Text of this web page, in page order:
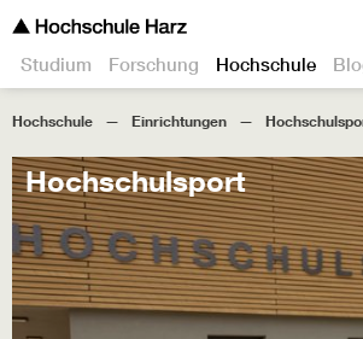
Studium Forschung Hochschule
Hochschule Einrichtungen
Hochschulsport